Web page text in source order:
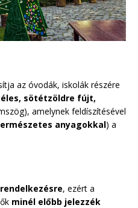
az óvodák, iskolák részére
sötétzöldre fújt,
amelynek feldíszítésével
anyagokkal) a
, ezért a
minél előbb jelezzék